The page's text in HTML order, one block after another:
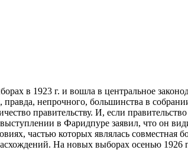
в 1923 г. и вошла в центральное
непрочного, большинства в
правительству. И, если
в Фаридпуре заявил, что он
частью которых являлась
На новых выборах осенью 1926